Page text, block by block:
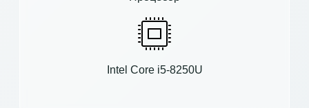
Intel Core i5-8250U